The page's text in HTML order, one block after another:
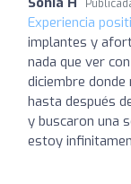
Experiencia
implantes y
nada que ver
diciembre
hasta después
y buscaron una
estoy